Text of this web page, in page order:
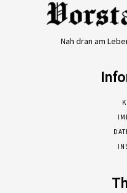
Nah dran am